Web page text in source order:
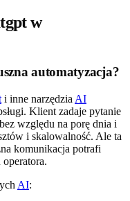
w
automatyzacja?
i inne narzędzia AI
Klient zadaje pytanie
względu na porę dnia i
i skalowalność. Ale ta
komunikacja potrafi
AI: